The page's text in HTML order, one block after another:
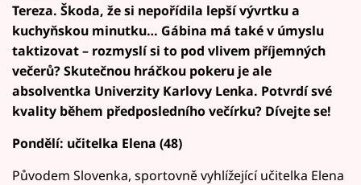
Tereza. Škoda, že si nepořídila lepší vývrtku a
kuchyňskou minutku… Gábina má také v úmyslu
taktizovat – rozmyslí si to pod vlivem příjemných
večerů? Skutečnou hráčkou pokeru je ale
absolventka Univerzity Karlovy Lenka. Potvrdí své
kvality během předposledního večírku? Dívejte se!
Pondělí: učitelka Elena (48)
Původem Slovenka, sportovně vyhlížející učitelka Elena